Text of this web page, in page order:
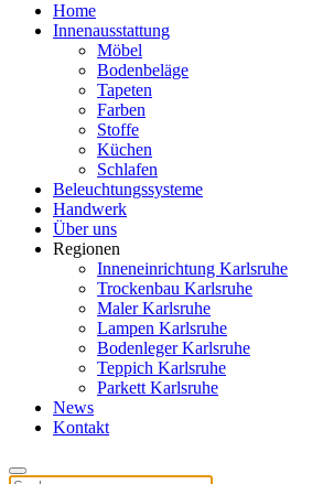
Home
Innenausstattung
Möbel
Bodenbeläge
Tapeten
Farben
Stoffe
Küchen
Schlafen
Beleuchtungssysteme
Handwerk
Über uns
Regionen
Inneneinrichtung Karlsruhe
Trockenbau Karlsruhe
Maler Karlsruhe
Lampen Karlsruhe
Bodenleger Karlsruhe
Teppich Karlsruhe
Parkett Karlsruhe
News
Kontakt